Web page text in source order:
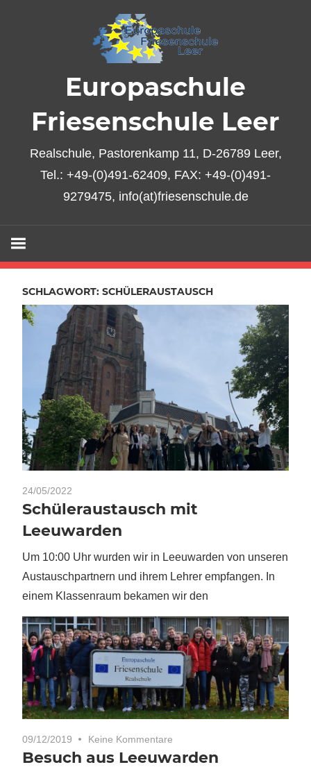
Europaschule
Friesenschule Leer
Realschule, Pastorenkamp 11, D-26789 Leer,
Tel.: +49-(0)491-62409, FAX: +49-(0)491-
9279475, info(at)friesenschule.de
SCHLAGWORT: SCHÜLERAUSTAUSCH
24/05/2022
Schüleraustausch mit
Leeuwarden
Um 10:00 Uhr wurden wir in Leeuwarden von unseren
Austauschpartnern und ihrem Lehrer empfangen. In
einem Klassenraum bekamen wir den
09/12/2019 Keine Kommentare
Besuch aus Leeuwarden